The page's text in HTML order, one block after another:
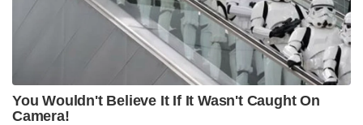
You Wouldn't Believe It If It Wasn't Caught On
Camera!